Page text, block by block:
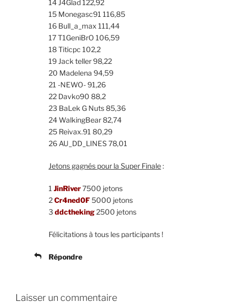
14 J4Glad 122,92
15 Monegasc91 116,85
16 Bull_a_max 111,44
17 T1GeniBrO 106,59
18 Titicpc 102,2
19 Jack teller 98,22
20 Madelena 94,59
21 -NEWO- 91,26
22 Davko90 88,2
23 BaLek G Nuts 85,36
24 WalkingBear 82,74
25 Reivax.91 80,29
26 AU_DD_LINES 78,01
Jetons gagnés pour la Super Finale:
1 JinRiver7500 jetons
2Cr4ned0F 5000 jetons
3 ddctheking2500 jetons
Félicitations à tous les participants !
Répondre
Laisser un commentaire